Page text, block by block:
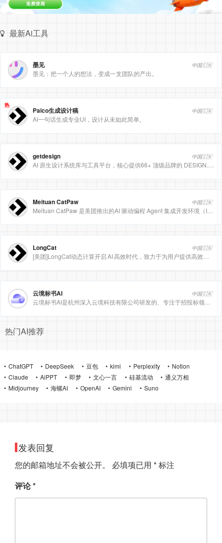
最新Ai工具
墨见 中国🇨🇳
墨见：把一个人的想法，变成一支团队的产出。
热
Paico生成设计稿 中国🇨🇳
AI一句话生成专业UI，设计从未如此简单。
getdesign 中国🇨🇳
Meituan CatPaw 中国🇨🇳
LongCat 中国🇨🇳
云境标书AI 中国🇨🇳
热门AI推荐
ChatGPT DeepSeek 豆包 kimi Perplexity
Notion
Claude
AiPPT 即梦 文心一言 硅基流动
通义万相
Midjourney
海螺AI OpenAI Gemini Suno
发表回复
您的邮箱地址不会被公开。 必填项已用 *标注
评论*